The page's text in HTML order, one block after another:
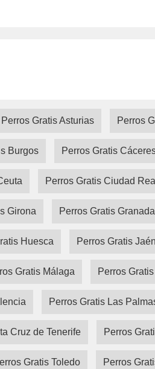
Perros Gratis Asturias Perros
Burgos Perros Gratis
Perros Gratis Ciudad Real
Girona Perros Gratis Granada
Huesca Perros Gratis Jaén
Gratis Málaga Perros
Perros Gratis Las
Cruz de Tenerife Perros
Gratis Toledo Perros